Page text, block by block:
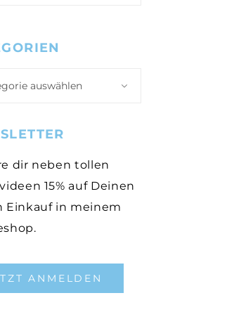
auswählen
dir neben tollen
15% auf Deinen
Einkauf in meinem
ANMELDEN